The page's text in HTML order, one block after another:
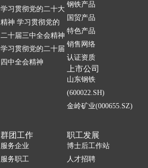
学习贯彻党的二十大
精神 学习贯彻党的
二十届三中全会精神
学习贯彻党的二十届
四中全会精神
钢铁产品
国贸产品
特色产品
销售网络
认证资质
上市公司
山东钢铁
(600022.SH)
金岭矿业(000655.SZ)
群团工作
服务企业
服务职工
职工发展
博士后工作站
人才招聘